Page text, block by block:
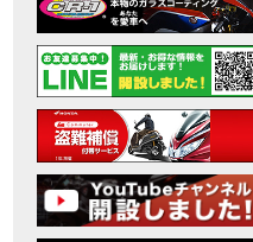
EVENT ［三重県下最大級のバ
MOVIE 【ホンダ バイク】【バイク女子
MOVIE 【ホンダ バイク】バイ
CAMPAIGN Rebel 250 E-Clutch
MOVIE 【ホンダ バイク】CB1000F 4台で三重県
MOVIE 【ホンダ バイク】【GB350C S】梅本まど
MOVIE 【ホンダドリーム
MOVIE こんなことある？！